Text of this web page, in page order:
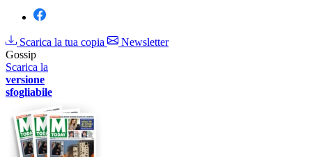
Scarica la tua copia
Newsletter
Gossip
Scarica la
versione
sfogliabile